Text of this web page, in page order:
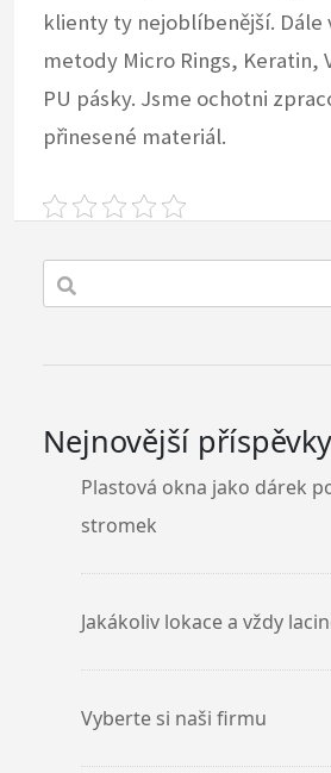
klienty ty nejoblíbenější. Dále
metody Micro Rings, Keratin,
PU pásky. Jsme ochotni
přinesené materiál.
Nejnovější příspěvky
Plastová okna jako dárek
stromek
Jakákoliv lokace a vždy
Vyberte si naši firmu